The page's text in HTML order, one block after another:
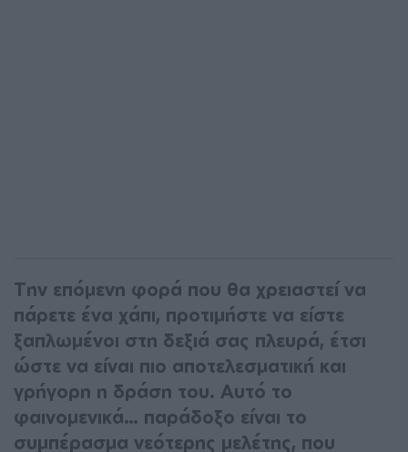
Την επόμενη φορά που θα χρειαστεί να
πάρετε ένα χάπι, προτιμήστε να είστε
ξαπλωμένοι στη δεξιά σας πλευρά, έτσι
ώστε να είναι πιο αποτελεσματική και
γρήγορη η δράση του. Αυτό το
φαινομενικά… παράδοξο είναι το
συμπέρασμα νεότερης μελέτης, που